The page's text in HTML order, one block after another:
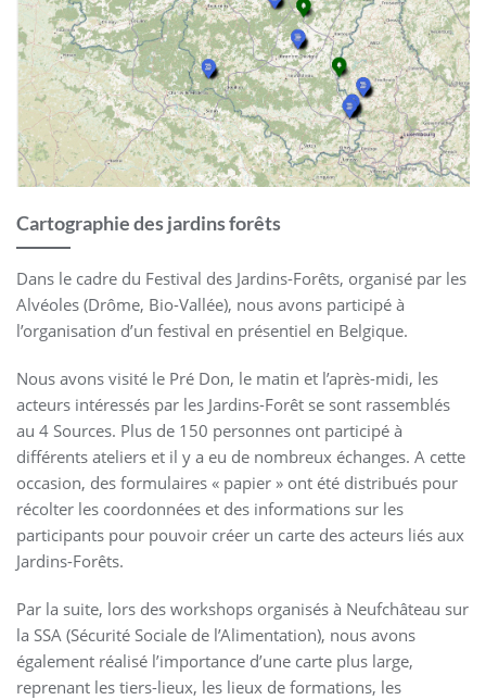
Cartographie des jardins forêts
Dans le cadre du Festival des Jardins-Forêts, organisé par les
Alvéoles (Drôme, Bio-Vallée), nous avons participé à
l’organisation d’un festival en présentiel en Belgique.
Nous avons visité le Pré Don, le matin et l’après-midi, les
acteurs intéressés par les Jardins-Forêt se sont rassemblés
au 4 Sources. Plus de 150 personnes ont participé à
différents ateliers et il y a eu de nombreux échanges. A cette
occasion, des formulaires « papier » ont été distribués pour
récolter les coordonnées et des informations sur les
participants pour pouvoir créer un carte des acteurs liés aux
Jardins-Forêts.
Par la suite, lors des workshops organisés à Neufchâteau sur
la SSA (Sécurité Sociale de l’Alimentation), nous avons
également réalisé l’importance d’une carte plus large,
reprenant les tiers-lieux, les lieux de formations, les